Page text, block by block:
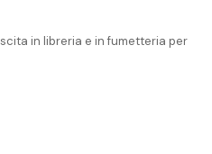
uscita in libreria e in fumetteria per